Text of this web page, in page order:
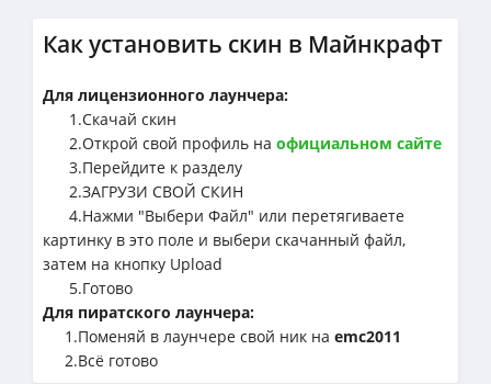
Как установить скин в Майнкрафт
Для лицензионного лаунчера:
1.Cкачай скин
2.Открой свой профиль на официальном сайте
3.Перейдите к разделу
2.ЗАГРУЗИ СВОЙ СКИН
4.Нажми "Выбери Файл" или перетягиваете
картинку в это поле и выбери скачанный файл,
затем на кнопку Upload
5.Готово
Для пиратского лаунчера:
1.Поменяй в лаунчере свой ник на emc2011
2.Всё готово